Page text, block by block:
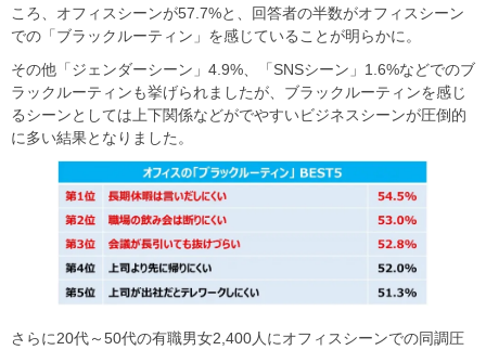
ころ、オフィスシーンが57.7%と、回答者の半数がオフィスシーン
での「ブラックルーティン」を感じていることが明らかに。
その他「ジェンダーシーン」4.9%、「SNSシーン」1.6%などでのブ
ラックルーティンも挙げられましたが、ブラックルーティンを感じ
るシーンとしては上下関係などがでやすいビジネスシーンが圧倒的
に多い結果となりました。
さらに20代～50代の有職男女2,400人にオフィスシーンでの同調圧